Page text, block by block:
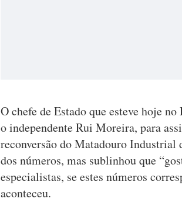
O chefe de Estado que esteve hoje
o independente Rui Moreira, para
reconversão do Matadouro
dos números, mas sublinhou que
especialistas, se estes números
aconteceu.